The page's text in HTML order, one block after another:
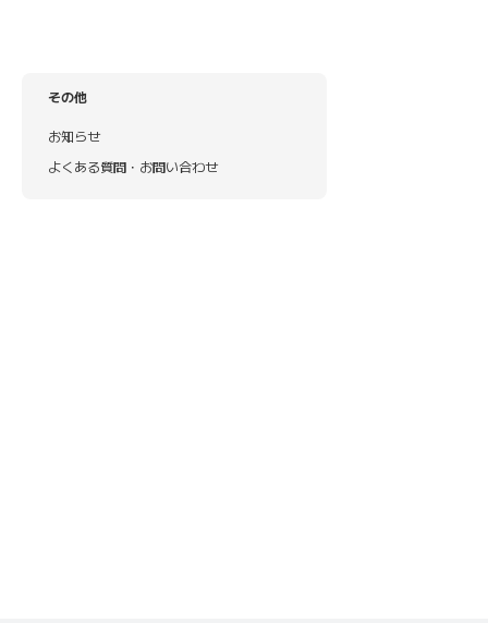
その他
お知らせ
よくある質問・お問い合わせ